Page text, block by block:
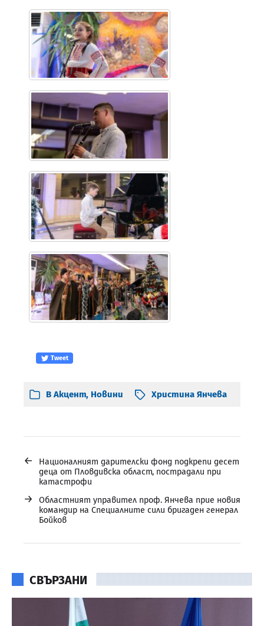
Tweet
В Акцент, Новини Христина Янчева
←
Националният дарителски фонд подкрепи десет
деца от Пловдивска област, пострадали при
катастрофи
→
Областният управител проф. Янчева прие новия
командир на Специалните сили бригаден генерал
Бойков
СВЪРЗАНИ